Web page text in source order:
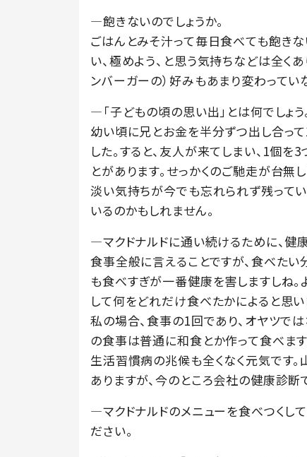
―飽きないのでしょうか。
ごはんとみそ汁って毎日食べても飽き
い、極めよう、と思う気持ちなどは全く
ンバーガーの）好みもあまり変わってい
―「子どもの頃の思い出」とは何でしょう
幼い頃に兄とお金を半分ずつ出し合っ
した。すると、友人が来てしまい、1個を
とがあります。せっかくのご馳走が台
淡い気持ちが今でも忘れられず残って
いるのかもしれません。
―マクドナルドに通い続けるために、健
食事全般に言えることですが、食べた
も食べすぎが一番健康を害しますしね
して何をどれだけ食べたかによると思い
私の場合、食事の1回であり、オヤツで
の食事は普通に和食とか作って食べま
生活習慣病の兆候も全くなく元気です
ありますが、今のところ会社の健康診断
―マクドナルドのメニューを食べつくし
ださい。